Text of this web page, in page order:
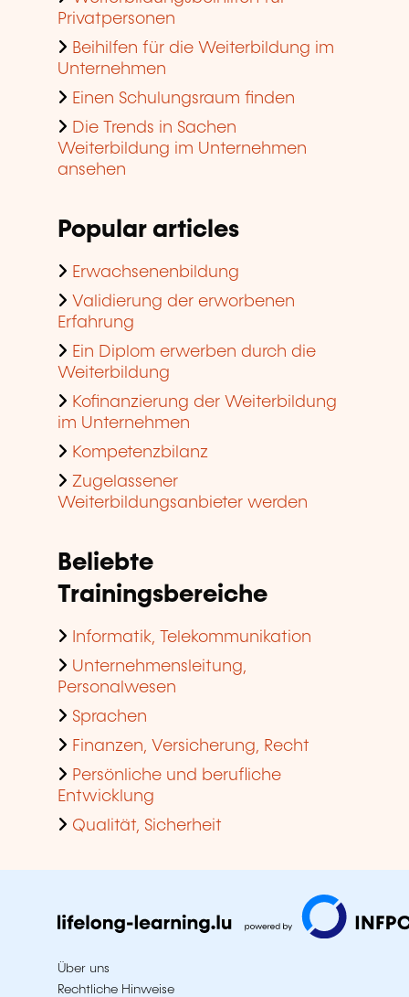
Privatpersonen
Beihilfen für die Weiterbildung im
Unternehmen
Einen Schulungsraum finden
Die Trends in Sachen
Weiterbildung im Unternehmen
ansehen
Popular articles
Erwachsenenbildung
Validierung der erworbenen
Erfahrung
Ein Diplom erwerben durch die
Weiterbildung
Kofinanzierung der Weiterbildung
im Unternehmen
Kompetenzbilanz
Zugelassener
Weiterbildungsanbieter werden
Beliebte
Trainingsbereiche
Informatik, Telekommunikation
Unternehmensleitung,
Personalwesen
Sprachen
Finanzen, Versicherung, Recht
Persönliche und berufliche
Entwicklung
Qualität, Sicherheit
Über uns
Rechtliche Hinweise